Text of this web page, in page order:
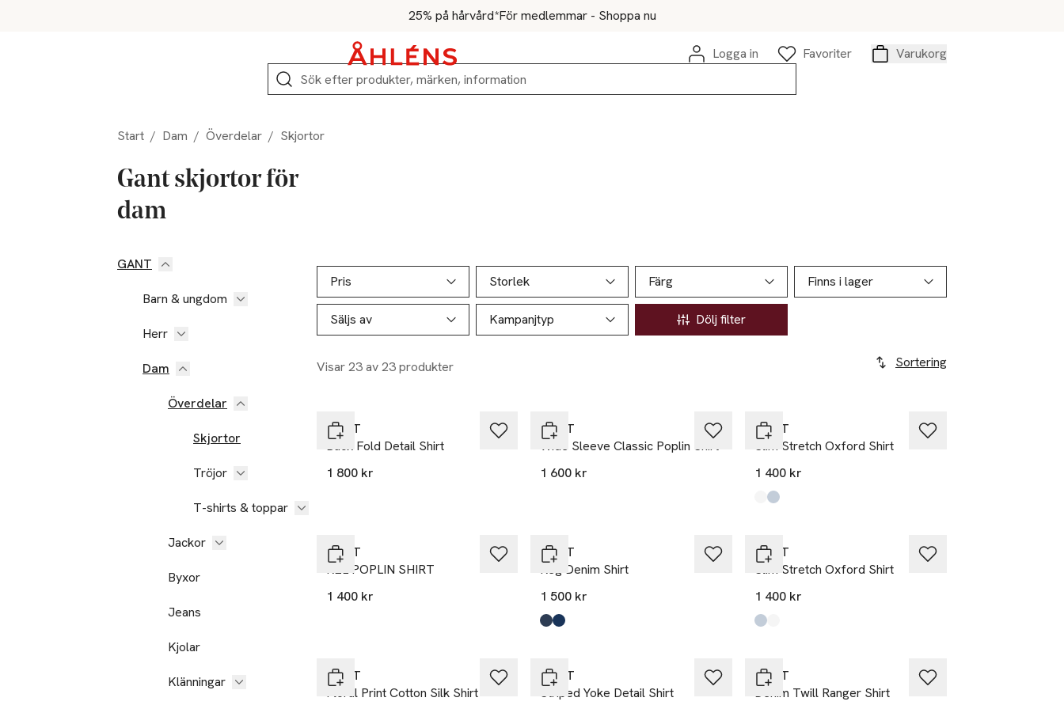
25% på hårvård*För medlemmar - Shoppa nu
Logga in
Favoriter
Varukorg
Sök
Start / Dam / Överdelar / Skjortor
Gant skjortor för
dam
Hoppa till produktsidan
GANT
Barn & ungdom
Herr
Dam
Överdelar
Skjortor
Tröjor
T-shirts & toppar
Jackor
Byxor
Jeans
Kjolar
Klänningar
Hoppa till produktsidan
Pris
Storlek Färg Finns i lager
Säljs av Kampanjtyp Dölj filter
Visar 23 av 23 produkter Sortering
Lista över produkter
GANT
Back Fold Detail Shirt
1 800 kr
GANT
Wide Sleeve Classic Poplin Shirt
1 600 kr
GANT
Slim Stretch Oxford Shirt
1 400 kr
Produkten finns i färgerna:
White
Light Blue
GANT
REL POPLIN SHIRT
1 400 kr
GANT
Reg Denim Shirt
1 500 kr
Produkten finns i färgerna:
Dark Blue Raw
Indigo
GANT
Slim Stretch Oxford Shirt
1 400 kr
Produkten finns i färgerna:
Light Blue
White
GANT
Floral Print Cotton Silk Shirt
GANT
Striped Yoke Detail Shirt
GANT
Denim Twill Ranger Shirt